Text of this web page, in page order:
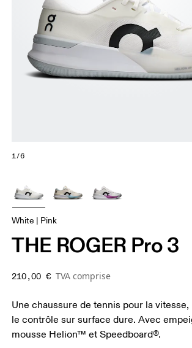
1/6
White | Pink
THE ROGER Pro 3
210,00 € TVA comprise
Une chaussure de tennis pour la vitesse,
le contrôle sur surface dure. Avec
mousse Helion™ et Speedboard®.